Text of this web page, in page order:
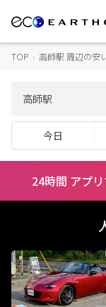
TOP › 高師駅 周辺の安
今日
24時間 アプ